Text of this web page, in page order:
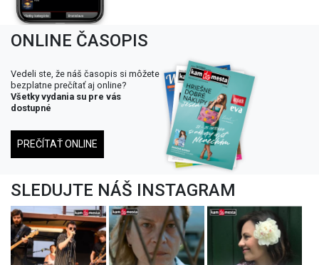
ONLINE ČASOPIS
Vedeli ste, že náš časopis si môžete
bezplatne prečítať aj online?
Všetky vydania su pre vás
dostupné
PREČÍTAŤ ONLINE
SLEDUJTE NÁŠ INSTAGRAM